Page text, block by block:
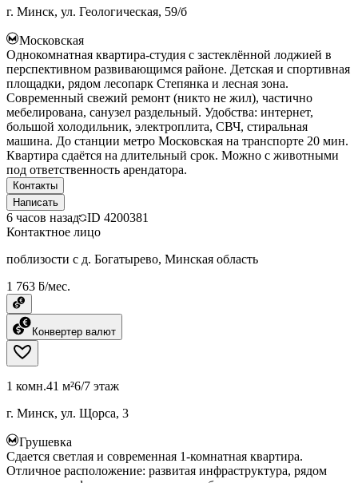
г. Минск, ул. Геологическая, 59/б
Московская
Однокомнатная квартира-студия с застеклённой лоджией в
перспективном развивающимся районе. Детская и спортивная
площадки, рядом лесопарк Степянка и лесная зона.
Современный свежий ремонт (никто не жил), частично
мебелирована, санузел раздельный. Удобства: интернет,
большой холодильник, электроплита, СВЧ, стиральная
машина. До станции метро Московская на транспорте 20 мин.
Квартира сдаётся на длительный срок. Можно с животными
под ответственность арендатора.
Контакты
Написать
6 часов назад ID 4200381
Контактное лицо
поблизости с д. Богатырево, Минская область
1 763 ƃ/мес.
Конвертер валют
1 комн.41 м²6/7 этаж
г. Минск, ул. Щорса, 3
Грушевка
Сдается светлая и современная 1-комнатная квартира.
Отличное расположение: развитая инфраструктура, рядом